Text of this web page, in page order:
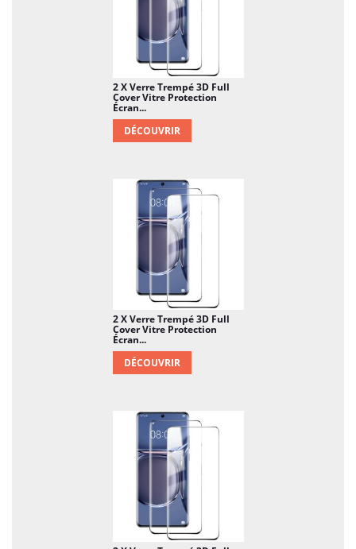
2 X Verre Trempé 3D Full
Cover Vitre Protection
Écran...
DÉCOUVRIR
2 X Verre Trempé 3D Full
Cover Vitre Protection
Écran...
DÉCOUVRIR